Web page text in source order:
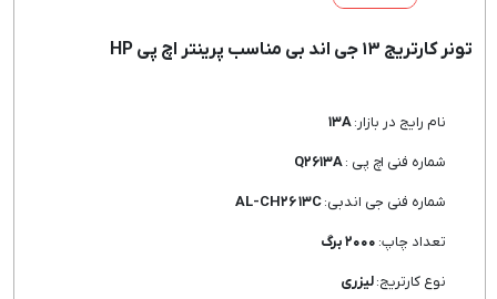
تونر کارتریج ۱۳ جی اند بی مناسب پرینتر اچ پی HP
نام رایج در بازار:
شماره فنی اچ پی :
شماره فنی جی اندبی:
تعداد چاپ:
نوع کارتریج:لیزری